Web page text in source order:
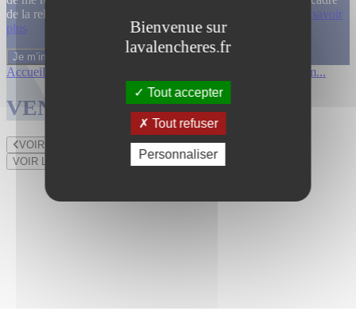
de la relation commerciale qui découle de cette demande.
En savoir
plus
Accueil Collection de m...
VENTES TERMINÉES
VOIR LE LOT PRÉCÉDENT
VOIR LE LOT SUIVANT
Bienvenue sur
lavalencheres.fr
Tout accepter
Tout refuser
Personnaliser